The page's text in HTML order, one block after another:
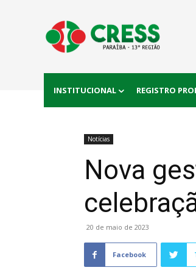
INSTITUCIONAL REGISTRO
Notícias
Nova
20 de maio de 2023
Facebook